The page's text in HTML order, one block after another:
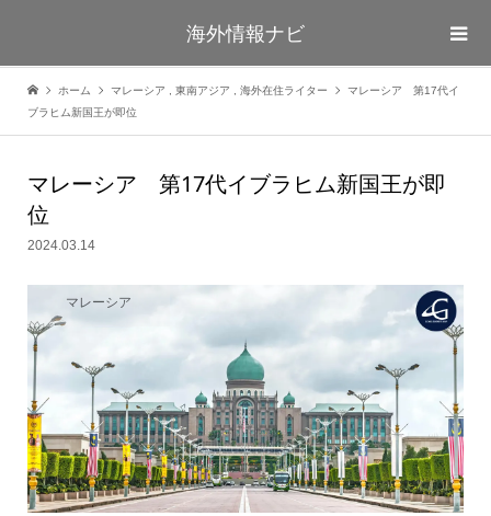
海外情報ナビ
ホーム マレーシア 東南アジア 海外在住ライター
マレーシア 第17代イ
ブラヒム新国王が即位
マレーシア 第17代イブラヒム新国王が即
位
2024.03.14
マレーシア